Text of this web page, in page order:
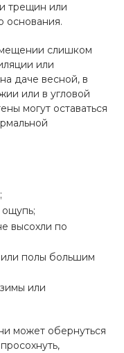
трещин или
основания.
слишком
или
даче весной, в
или в угловой
могут оставаться
высохли по
полы большим
или
может обернуться